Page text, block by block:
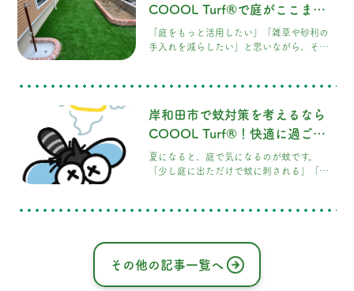
が大変で、砂利敷きでは遊び場として使い
でおすすめなのが、COOOL Turf®です。見
た目の美しさだけでなく、お庭を「家族が
「雑草が伸びて
COOOL Turf®で庭がここまで
変わる
「庭をもっと活用したい」「雑草や砂利の
手入れを減らしたい」と思いながら、その
ます。 施工前は砂利敷きのお庭でしたが、
まやペット、ご家族が快適に過ごせる空間
へと生まれ変わりました。 施工前のお庭 施
ました。 砂利は雑草対策として効果があり
ますが、小さなお子さまが走り回ったり、
岸和田市で蚊対策を考えるなら
COOOL Turf®！快適に過ごせ
る庭づくり
夏になると、庭で気になるのが蚊です。
「少し庭に出ただけで蚊に刺される」「子
いでしょうか。 岸和田市で蚊対策を考える
なく、蚊が発生しにくく、身を隠しにくい
庭の環境をつくることも大切です。 今回
は、庭に蚊が集まりやすくなる原因と、
COOOL Turf®を取り入れた快適な庭づく
その他の記事一覧へ